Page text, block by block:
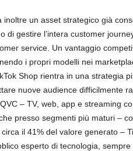
inoltre un asset strategico già
gestire l’intera customer
service. Un vantaggio
i propri modelli nei
Shop rientra in una strategia
nuove audience difficilmente
– TV, web, app e streaming
presso segmenti più maturi –
il 41% del valore generato –
esperto di tecnologia, sempre